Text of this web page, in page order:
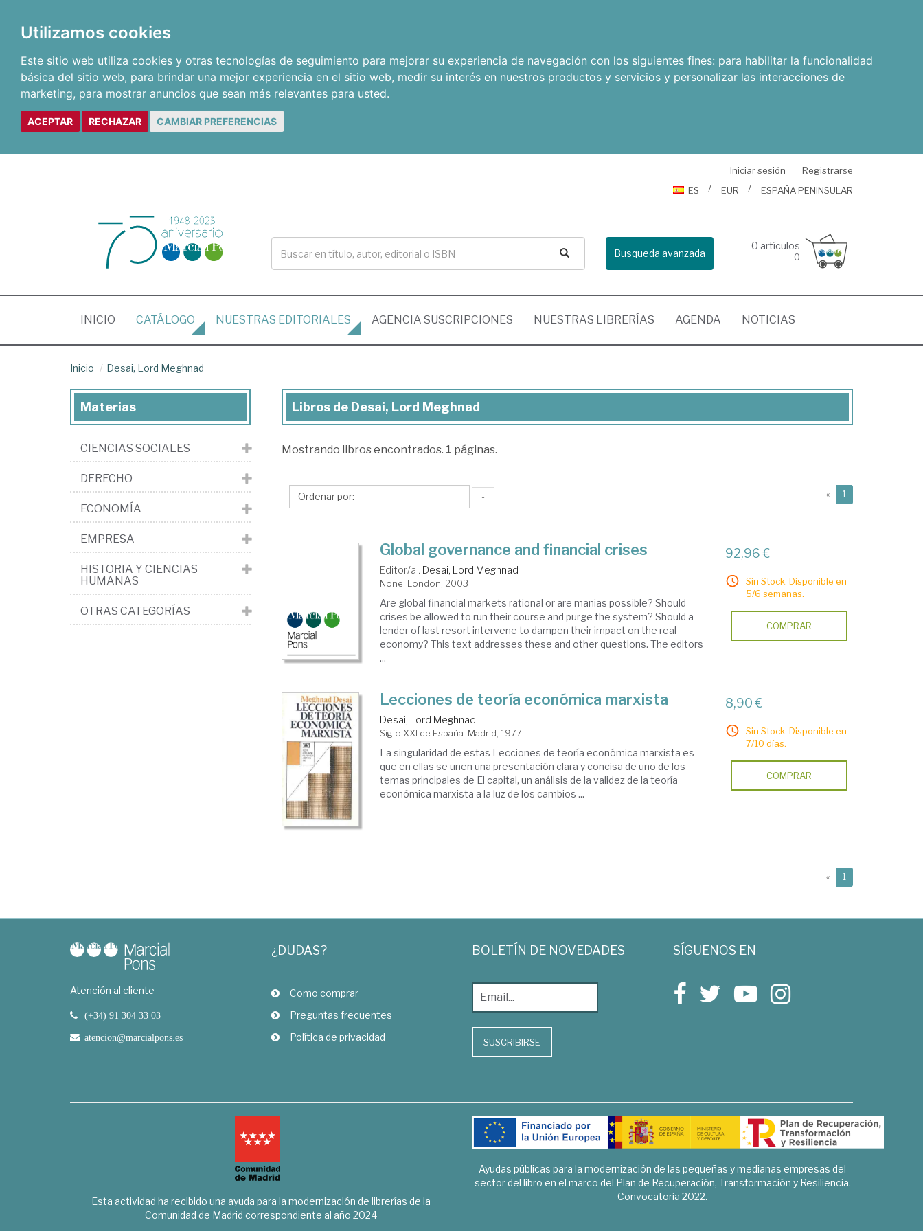
Utilizamos cookies
Este sitio web utiliza cookies y otras tecnologías de seguimiento para mejorar su experiencia de navegación con los siguientes fines: para habilitar la funcionalidad
básica del sitio web, para brindar una mejor experiencia en el sitio web, medir su interés en nuestros productos y servicios y personalizar las interacciones de
marketing, para mostrar anuncios que sean más relevantes para usted.
ACEPTAR RECHAZAR CAMBIAR PREFERENCIAS
Iniciar sesión
Registrarse
ES
EUR ESPAÑA PENINSULAR
Busqueda avanzada
0 artículos
0
INICIO (CURRENT)
CATÁLOGO NUESTRAS EDITORIALES AGENCIA SUSCRIPCIONES NUESTRAS LIBRERÍAS AGENDA NOTICIAS
Inicio Desai, Lord Meghnad
Libros
Desai,
Meghnad
Libros de Desai, Lord Meghnad
Mostrando libros encontrados. 1 páginas.
↑ « 1
Global governance and financial crises
Editor/a . Desai, Lord Meghnad
None. London, 2003
Are global financial markets rational or are manias possible? Should
crises be allowed to run their course and purge the system? Should a
lender of last resort intervene to dampen their impact on the real
economy? This text addresses these and other questions. The editors
...
92,96 €
Sin Stock. Disponible en
5/6 semanas.
COMPRAR
Lecciones de teoría económica marxista
Desai, Lord Meghnad
Siglo XXI de España. Madrid, 1977
La singularidad de estas Lecciones de teoría económica marxista es
que en ellas se unen una presentación clara y concisa de uno de los
temas principales de El capital, un análisis de la validez de la teoría
económica marxista a la luz de los cambios ...
8,90 €
Sin Stock. Disponible en
7/10 días.
COMPRAR
« 1
Materias
CIENCIAS SOCIALES
DERECHO
ECONOMÍA
EMPRESA
HISTORIA Y CIENCIAS
HUMANAS
OTRAS CATEGORÍAS
Atención al cliente
(+34) 91 304 33 03
atencion@marcialpons.es
¿DUDAS?
Como comprar
Preguntas frecuentes
Política de privacidad
BOLETÍN DE NOVEDADES
SUSCRIBIRSE
SÍGUENOS EN
Esta actividad ha recibido una ayuda para la modernización de librerías de la
Comunidad de Madrid correspondiente al año 2024
Ayudas públicas para la modernización de las pequeñas y medianas empresas del
sector del libro en el marco del Plan de Recuperación, Transformación y Resiliencia.
Convocatoria 2022.